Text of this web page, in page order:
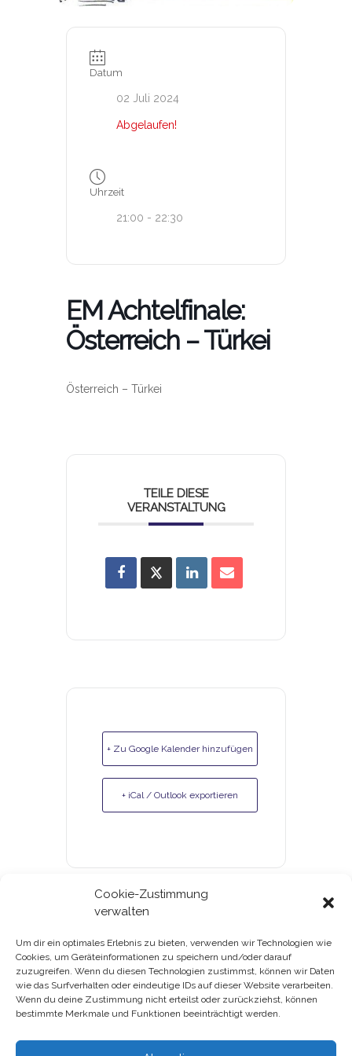
Cookie-Zustimmung
verwalten
Um dir ein optimales Erlebnis zu bieten, verwenden wir Technologien wie
Cookies, um Geräteinformationen zu speichern und/oder darauf
zuzugreifen. Wenn du diesen Technologien zustimmst, können wir Daten
wie das Surfverhalten oder eindeutige IDs auf dieser Website verarbeiten.
Wenn du deine Zustimmung nicht erteilst oder zurückziehst, können
bestimmte Merkmale und Funktionen beeinträchtigt werden.
Datum
02 Juli 2024
Abgelaufen!
Uhrzeit
21:00 - 22:30
EM Achtelfinale:
Österreich – Türkei
Österreich – Türkei
TEILE DIESE
VERANSTALTUNG
+ Zu Google Kalender hinzufügen
+ iCal / Outlook exportieren
Gutscheine & Kundenkarte
Datenschutz